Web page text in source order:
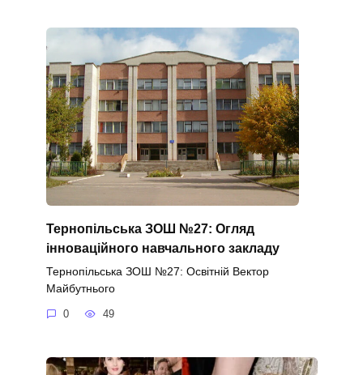
Тернопільська ЗОШ №27: Огляд
інноваційного навчального закладу
Тернопільська ЗОШ №27: Освітній Вектор
Майбутнього
0 49